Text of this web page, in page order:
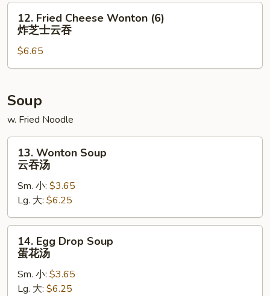
炸
Fried
Cheese
Wonton
(6)
芝
云
吞
12. Fried Cheese Wonton (6)
炸芝士云吞
$6.65
Soup
w. Fried Noodle
Wonton
Soup
汤
13. Wonton Soup
云吞汤
Sm. 小: $3.65
Lg. 大: $6.25
Egg
Drop
Soup
14. Egg Drop Soup
蛋花汤
Sm. 小: $3.65
Lg. 大: $6.25